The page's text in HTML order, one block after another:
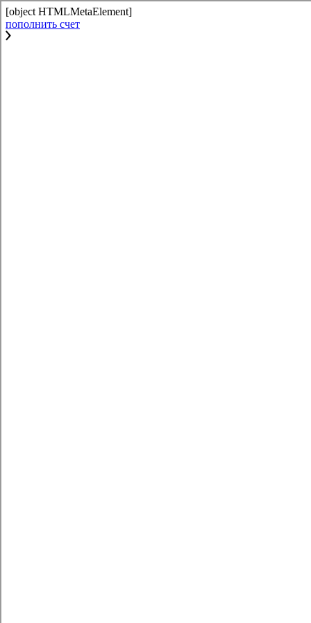
[object HTMLMetaElement]
пополнить счет